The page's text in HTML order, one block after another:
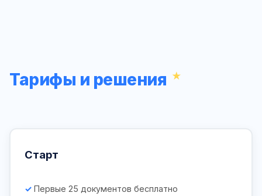
Тарифы и решения
Старт
Первые 25 документов бесплатно